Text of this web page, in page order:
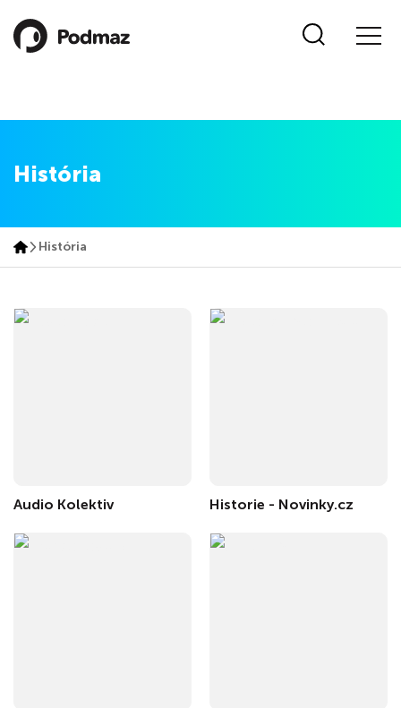
História
História
Audio Kolektiv Historie - Novinky.cz